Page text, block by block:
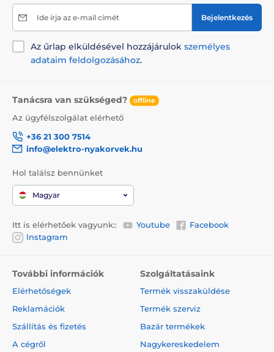
Ide írja az e-mail címét Bejelentkezés
Az űrlap elküldésével hozzájárulok személyes
adataim feldolgozásához.
Tanácsra van szükséged? offline
Az ügyfélszolgálat elérhető
+36 21 300 7514
info@elektro-nyakorvek.hu
Hol találsz bennünket
Magyar
Itt is elérhetőek vagyunk:: Youtube
Facebook
Instagram
További információk
Elérhetőségek
Reklamációk
Szállítás és fizetés
A cégről
Szolgáltatásaink
Termék visszaküldése
Termék szerviz
Bazár termékek
Nagykereskedelem